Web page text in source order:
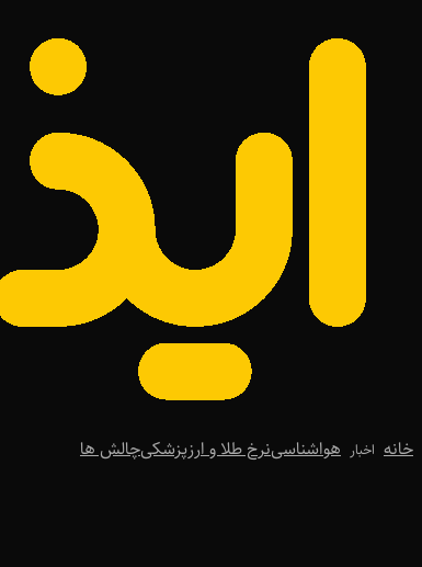
خانه اخبار هواشناسینرخ طلا و ارزپزشکیچالش ها